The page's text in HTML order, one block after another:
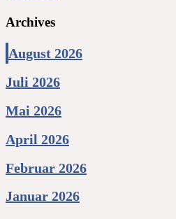
Archives
August 2026
Juli 2026
Mai 2026
April 2026
Februar 2026
Januar 2026